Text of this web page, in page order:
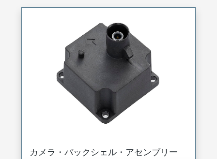
カメラ・バックシェル・アセンブリー